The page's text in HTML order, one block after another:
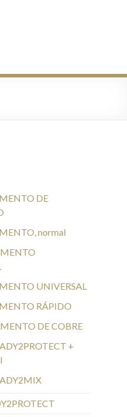
DE
normal
UNIVERSAL
RÁPIDO
DE COBRE
+